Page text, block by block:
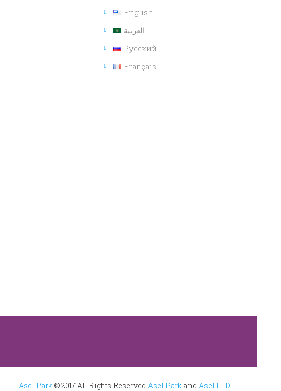
English
العربية
Русский
Français
Asel Park © 2017 All Rights Reserved Asel Park and Asel LTD.